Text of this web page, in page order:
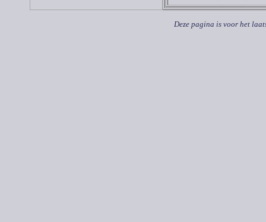
Deze pagina is voor het